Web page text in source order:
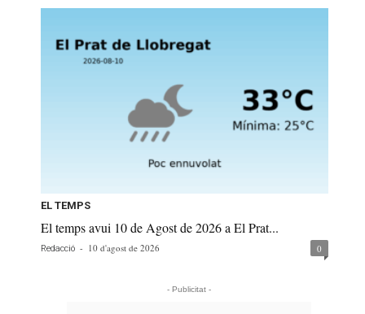
EL TEMPS
El temps avui 10 de Agost de 2026 a El Prat...
Redacció - 10 d'agost de 2026 0
- Publicitat -